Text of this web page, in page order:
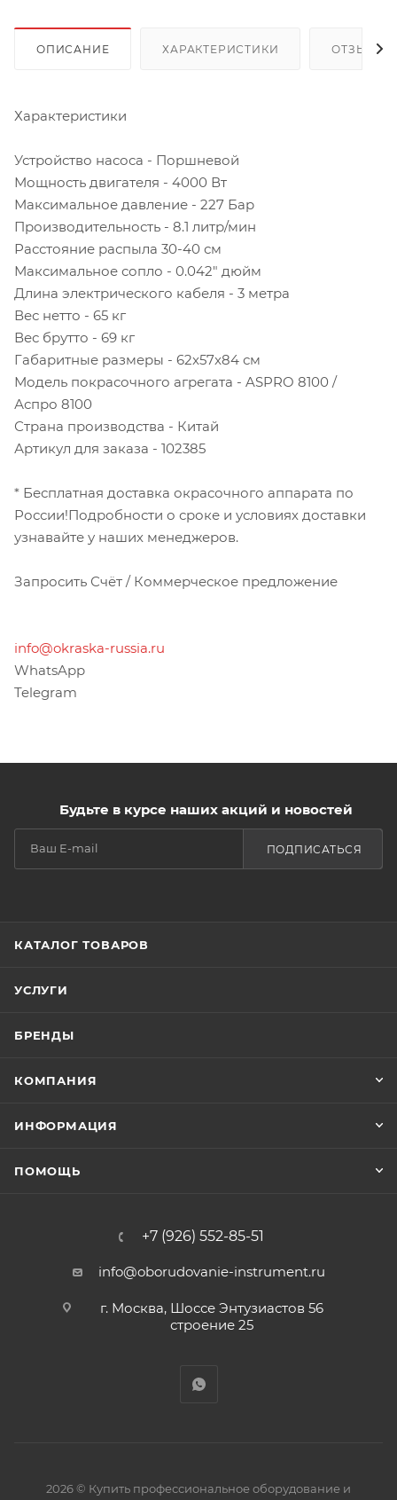
ОПИСАНИЕ ХАРАКТЕРИСТИКИ ОТЗЫВЫ
Характеристики
Устройство насоса - Поршневой
Мощность двигателя - 4000 Вт
Максимальное давление - 227 Бар
Производительность - 8.1 литр/мин
Расстояние распыла 30-40 см
Максимальное сопло - 0.042" дюйм
Длина электрического кабеля - 3 метра
Вес нетто - 65 кг
Вес брутто - 69 кг
Габаритные размеры - 62x57x84 см
Модель покрасочного агрегата - ASPRO 8100 /
Аспро 8100
Страна производства - Китай
Артикул для заказа - 102385
* Бесплатная доставка окрасочного аппарата по
России!Подробности о сроке и условиях доставки
узнавайте у наших менеджеров.
Запросить Счёт / Коммерческое предложение
info@okraska-russia.ru
WhatsApp
Telegram
Будьте в курсе наших акций и новостей
ПОДПИСАТЬСЯ
КАТАЛОГ ТОВАРОВ
УСЛУГИ
БРЕНДЫ
КОМПАНИЯ
ИНФОРМАЦИЯ
ПОМОЩЬ
+7 (926) 552-85-51
info@oborudovanie-instrument.ru
г. Москва, Шоссе Энтузиастов 56
строение 25
2026 © Купить профессиональное оборудование и